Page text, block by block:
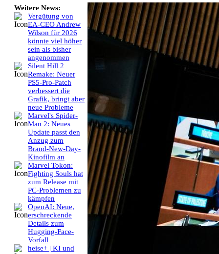
Weitere News:
Vergütung von
EA-CEO Andrew
Wilson für 2026
könnte viel höher
sein als bisher
angenommen
Silent Hill 2
Remake: Neuer
PS5-Pro-Patch
verbessert die
Grafik, bringt aber
neue Probleme
Marvel's Spider-
Man 2: Neues
Update passt den
Anzug zum
Brand-New-Day-
Kinofilm an
Marvel Tokon:
Fighting Souls hat
zum Release mit
PC-Problemen zu
kämpfen
OpenAI: Neue,
erschreckende
Details zum
Hugging-Face-
Vorfall
heise+ | KI und